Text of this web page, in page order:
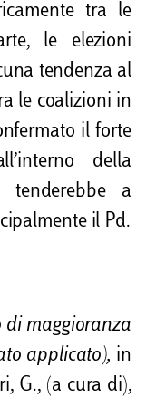
tra le
le elezioni
tendenza al
le coalizioni in
il forte
della
tenderebbe a
il Pd.
di maggioranza
applicato), in
G., (a cura di),